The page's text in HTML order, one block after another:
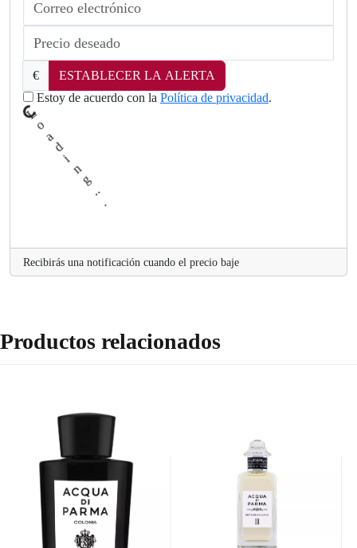
€
ESTABLECER LA ALERTA
Estoy de acuerdo con la Política de privacidad.
L
o
.
Recibirás una notificación cuando el precio baje
Productos relacionados